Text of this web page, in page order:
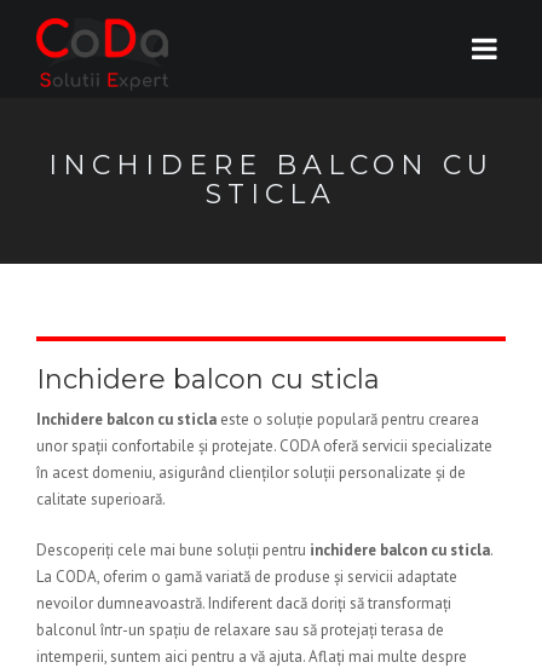
INCHIDERE BALCON CU
STICLA
Inchidere balcon cu sticla
Inchidere balcon cu sticla este o soluție populară pentru crearea
unor spații confortabile și protejate. CODA oferă servicii specializate
în acest domeniu, asigurând clienților soluții personalizate și de
calitate superioară.
Descoperiți cele mai bune soluții pentru inchidere balcon cu sticla.
La CODA, oferim o gamă variată de produse și servicii adaptate
nevoilor dumneavoastră. Indiferent dacă doriți să transformați
balconul într-un spațiu de relaxare sau să protejați terasa de
intemperii, suntem aici pentru a vă ajuta. Aflați mai multe despre